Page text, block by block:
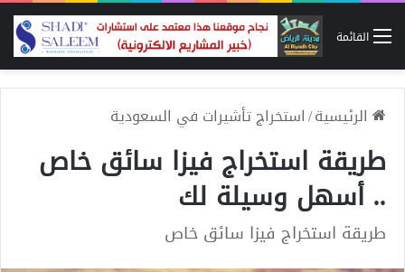
القائمة
الرئيسية/استخراج تأشيرات في السعودية
طريقة استخراج فيزا سائق خاص
.. أسهل وسيلة لك
طريقة استخراج فيزا سائق خاص